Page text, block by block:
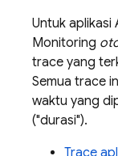
Untuk aplikasi
Monitoring
trace yang
Semua trace
waktu yang
("durasi").
Trace